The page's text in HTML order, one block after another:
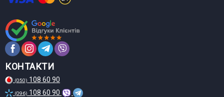
КОНТАКТИ
(050) 108 60 90
(096) 108 60 90